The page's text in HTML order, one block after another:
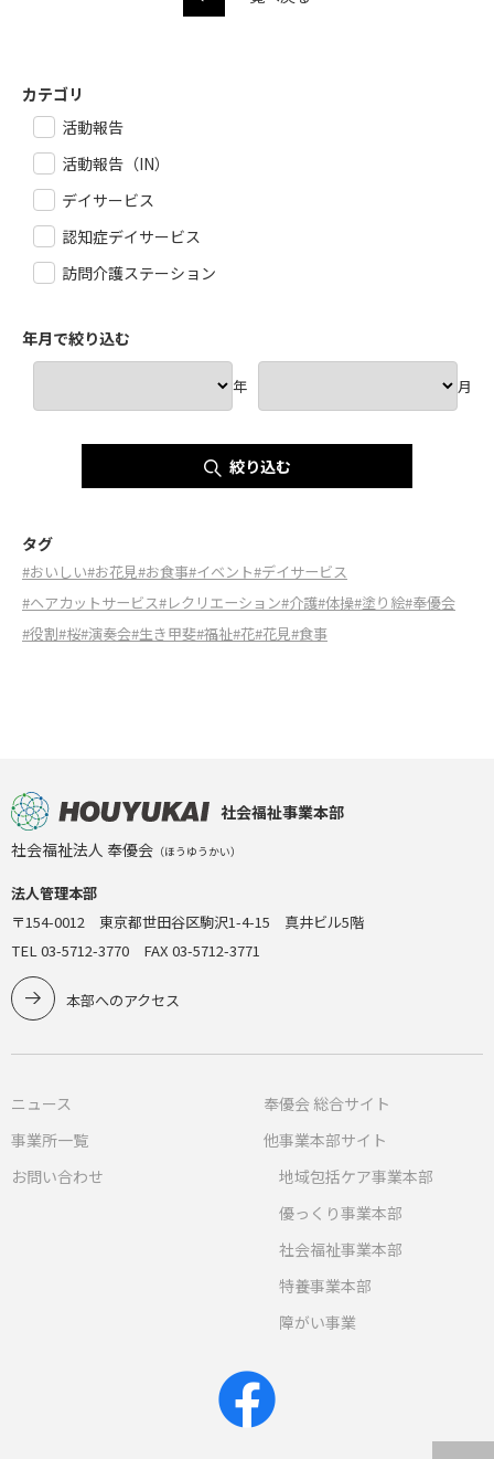
カテゴリ
活動報告
活動報告（IN）
デイサービス
認知症デイサービス
訪問介護ステーション
年月で絞り込む
年 月
絞り込む
タグ
#おいしい#お花見#お食事#イベント#デイサービス
#ヘアカットサービス#レクリエーション#介護#体操#塗り絵#奉優会
#役割#桜#演奏会#生き甲斐#福祉#花#花見#食事
社会福祉事業本部
社会福祉法人 奉優会 （ほうゆうかい）
法人管理本部
〒154-0012 東京都世田谷区駒沢1-4-15 真井ビル5階
TEL 03-5712-3770 FAX 03-5712-3771
本部へのアクセス
ニュース
事業所一覧
お問い合わせ
奉優会 総合サイト
他事業本部サイト
地域包括ケア事業本部
優っくり事業本部
社会福祉事業本部
特養事業本部
障がい事業